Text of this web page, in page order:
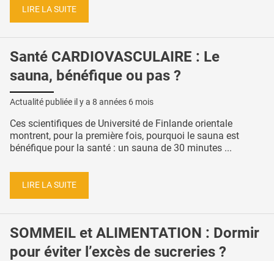
LIRE LA SUITE
Santé CARDIOVASCULAIRE : Le
sauna, bénéfique ou pas ?
Actualité publiée il y a 8 années 6 mois
Ces scientifiques de Université de Finlande orientale
montrent, pour la première fois, pourquoi le sauna est
bénéfique pour la santé : un sauna de 30 minutes ...
LIRE LA SUITE
SOMMEIL et ALIMENTATION : Dormir
pour éviter l’excès de sucreries ?